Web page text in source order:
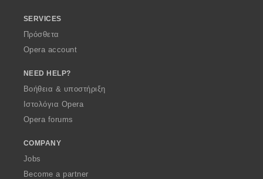
SERVICES
Πρόσθετα
Opera account
NEED HELP?
Βοήθεια & υποστήριξη
Ιστολόγια Opera
Opera forums
COMPANY
Jobs
Become a partner